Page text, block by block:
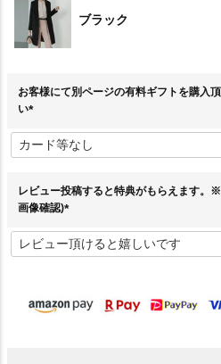
ブラック
お客様にて別ページの有料ギフトを購入
い
必
須
レビュー投稿すると特典がもらえます。
画像確認)
必
須